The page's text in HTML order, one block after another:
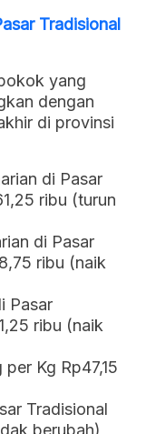
Tradisional
yang
dengan
di provinsi
di Pasar
ribu (turun
di Pasar
ribu (naik
Pasar
ribu (naik
Kg Rp47,15
Tradisional
berubah)